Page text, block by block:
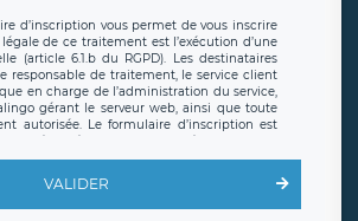
d’inscription vous permet de vous inscrire
de ce traitement est l’exécution d’une
(article 6.1.b du RGPD). Les destinataires
responsable de traitement, le service client
en charge de l’administration du service,
gérant le serveur web, ainsi que toute
autorisée. Le formulaire d’inscription est
hébergé par Scalingo, basé en France et
de protection conformes au RGPD. Les
étant entendu que vous pouvez
de vos données et retirer votre
VALIDER